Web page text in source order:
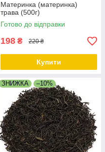
Материнка (материнка)
трава (500г)
Готово до відправки
198 ₴ 220 ₴
Купити
ЗНИЖКА –10%